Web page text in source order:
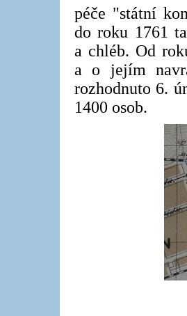
péče "státní
do roku 1761
a chléb. Od
a o jejím
rozhodnuto 6.
1400 osob.